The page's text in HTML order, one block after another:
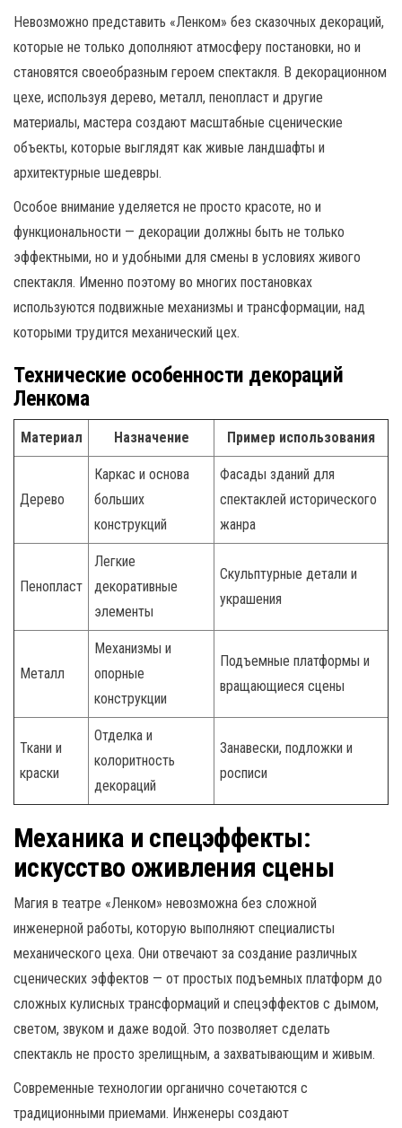
Невозможно представить «Ленком» без сказочных декораций,
которые не только дополняют атмосферу постановки, но и
становятся своеобразным героем спектакля. В декорационном
цехе, используя дерево, металл, пенопласт и другие
материалы, мастера создают масштабные сценические
объекты, которые выглядят как живые ландшафты и
архитектурные шедевры.
Особое внимание уделяется не просто красоте, но и
функциональности — декорации должны быть не только
эффектными, но и удобными для смены в условиях живого
спектакля. Именно поэтому во многих постановках
используются подвижные механизмы и трансформации, над
которыми трудится механический цех.
Технические особенности декораций
Ленкома
Материал Назначение Пример использования
Дерево
Каркас и основа
больших
конструкций
Фасады зданий для
спектаклей исторического
жанра
Пенопласт
Легкие
декоративные
элементы
Скульптурные детали и
украшения
Металл
Механизмы и
опорные
конструкции
Подъемные платформы и
вращающиеся сцены
Ткани и
краски
Отделка и
колоритность
декораций
Занавески, подложки и
росписи
Механика и спецэффекты:
искусство оживления сцены
Магия в театре «Ленком» невозможна без сложной
инженерной работы, которую выполняют специалисты
механического цеха. Они отвечают за создание различных
сценических эффектов — от простых подъемных платформ до
сложных кулисных трансформаций и спецэффектов с дымом,
светом, звуком и даже водой. Это позволяет сделать
спектакль не просто зрелищным, а захватывающим и живым.
Современные технологии органично сочетаются с
традиционными приемами. Инженеры создают